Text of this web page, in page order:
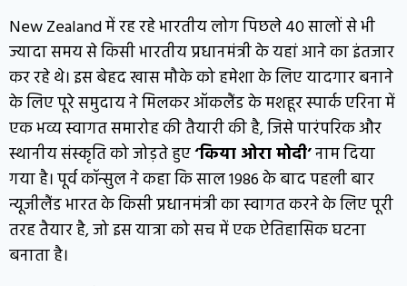
New Zealand में रह रहे भारतीय लोग पिछले 40 सालों से भी
ज्यादा समय से किसी भारतीय प्रधानमंत्री के यहां आने का इंतजार
कर रहे थे। इस बेहद खास मौके को हमेशा के लिए यादगार बनाने
के लिए पूरे समुदाय ने मिलकर ऑकलैंड के मशहूर स्पार्क एरिना में
एक भव्य स्वागत समारोह की तैयारी की है, जिसे पारंपरिक और
स्थानीय संस्कृति को जोड़ते हुए‘किया ओरा मोदी’नाम दिया
गया है। पूर्व कॉन्सुल ने कहा कि साल 1986 के बाद पहली बार
न्यूजीलैंड भारत के किसी प्रधानमंत्री का स्वागत करने के लिए पूरी
तरह तैयार है, जो इस यात्रा को सच में एक ऐतिहासिक घटना
बनाता है।